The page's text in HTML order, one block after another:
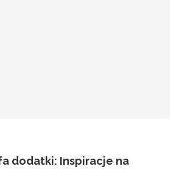
dodatki: Inspiracje na